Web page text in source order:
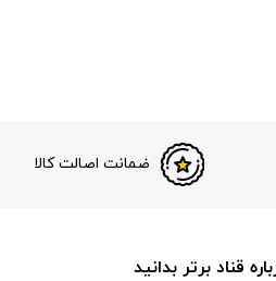
ضمانت اصالت کالا
قناد برتر بدانید